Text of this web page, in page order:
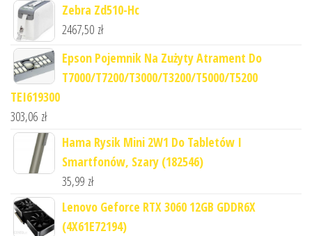
Zebra Zd510-Hc
2467,50 zł
Epson Pojemnik Na Zużyty Atrament Do
T7000/T7200/T3000/T3200/T5000/T5200
TEI619300
303,06 zł
Hama Rysik Mini 2W1 Do Tabletów I
Smartfonów, Szary (182546)
35,99 zł
Lenovo Geforce RTX 3060 12GB GDDR6X
(4X61E72194)